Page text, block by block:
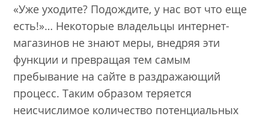
«Уже уходите? Подождите, у нас вот что еще
есть!»… Некоторые владельцы интернет-
магазинов не знают меры, внедряя эти
функции и превращая тем самым
пребывание на сайте в раздражающий
процесс. Таким образом теряется
неисчислимое количество потенциальных